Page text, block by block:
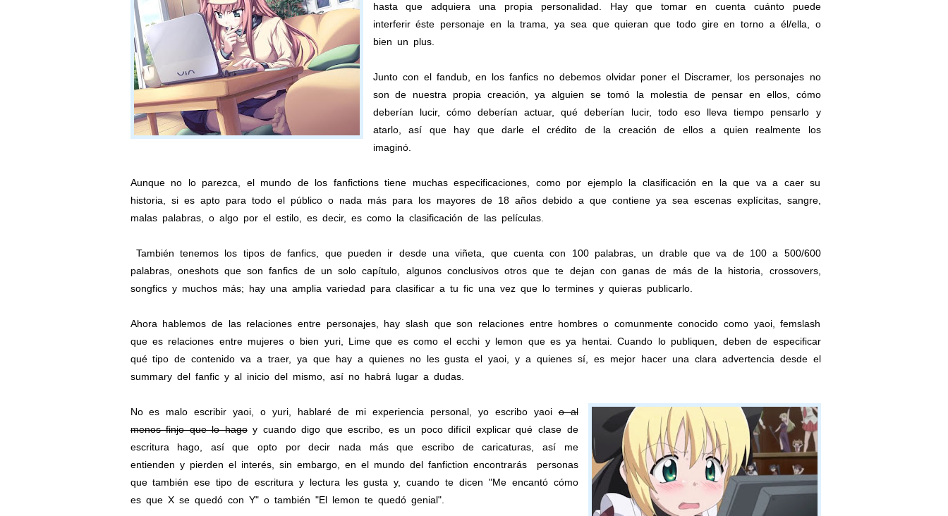
hasta que adquiera una propia personalidad. Hay que tomar en cuenta cuánto puede
interferir éste personaje en la trama, ya sea que quieran que todo gire en torno a él/ella, o
bien un plus.
Junto con el fandub, en los fanfics no debemos olvidar poner el Discramer, los personajes no
son de nuestra propia creación, ya alguien se tomó la molestia de pensar en ellos, cómo
deberían lucir, cómo deberían actuar, qué deberían lucir, todo eso lleva tiempo pensarlo y
atarlo, así que hay que darle el crédito de la creación de ellos a quien realmente los
imaginó.
Aunque no lo parezca, el mundo de los fanfictions tiene muchas especificaciones, como por ejemplo la clasificación en la que va a caer su
historia, si es apto para todo el público o nada más para los mayores de 18 años debido a que contiene ya sea escenas explícitas, sangre,
malas palabras, o algo por el estilo, es decir, es como la clasificación de las películas.
También tenemos los tipos de fanfics, que pueden ir desde una viñeta, que cuenta con 100 palabras, un drable que va de 100 a 500/600
palabras, oneshots que son fanfics de un solo capítulo, algunos conclusivos otros que te dejan con ganas de más de la historia, crossovers,
songfics y muchos más; hay una amplia variedad para clasificar a tu fic una vez que lo termines y quieras publicarlo.
Ahora hablemos de las relaciones entre personajes, hay slash que son relaciones entre hombres o comunmente conocido como yaoi, femslash
que es relaciones entre mujeres o bien yuri, Lime que es como el ecchi y lemon que es ya hentai. Cuando lo publiquen, deben de especificar
qué tipo de contenido va a traer, ya que hay a quienes no les gusta el yaoi, y a quienes sí, es mejor hacer una clara advertencia desde el
summary del fanfic y al inicio del mismo, así no habrá lugar a dudas.
No es malo escribir yaoi, o yuri, hablaré de mi experiencia personal, yo escribo yaoio al
menos finjo que lo hagoy cuando digo que escribo, es un poco difícil explicar qué clase de
escritura hago, así que opto por decir nada más que escribo de caricaturas, así me
entienden y pierden el interés, sin embargo, en el mundo del fanfiction encontrarás personas
que también ese tipo de escritura y lectura les gusta y, cuando te dicen "Me encantó cómo
es que X se quedó con Y" o también "El lemon te quedó genial".